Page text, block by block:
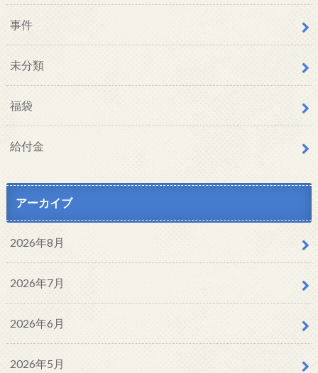
事件
未分類
福袋
給付金
アーカイブ
2026年8月
2026年7月
2026年6月
2026年5月